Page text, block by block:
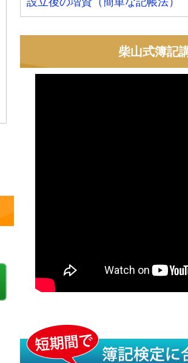
柴山式簿記